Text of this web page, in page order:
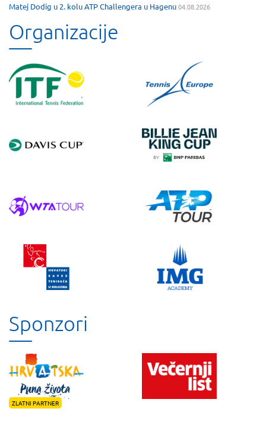
Matej Dodig u 2. kolu ATP Challengera u Hagenu04.08.2026
Organizacije
Sponzori
ZLATNI PARTNER